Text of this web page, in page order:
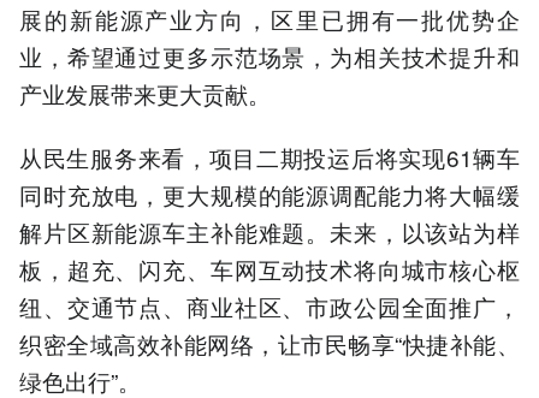
展的新能源产业方向，区里已拥有一批优势企
业，希望通过更多示范场景，为相关技术提升和
产业发展带来更大贡献。
从民生服务来看，项目二期投运后将实现61辆车
同时充放电，更大规模的能源调配能力将大幅缓
解片区新能源车主补能难题。未来，以该站为样
板，超充、闪充、车网互动技术将向城市核心枢
纽、交通节点、商业社区、市政公园全面推广，
织密全域高效补能网络，让市民畅享“快捷补能、
绿色出行”。